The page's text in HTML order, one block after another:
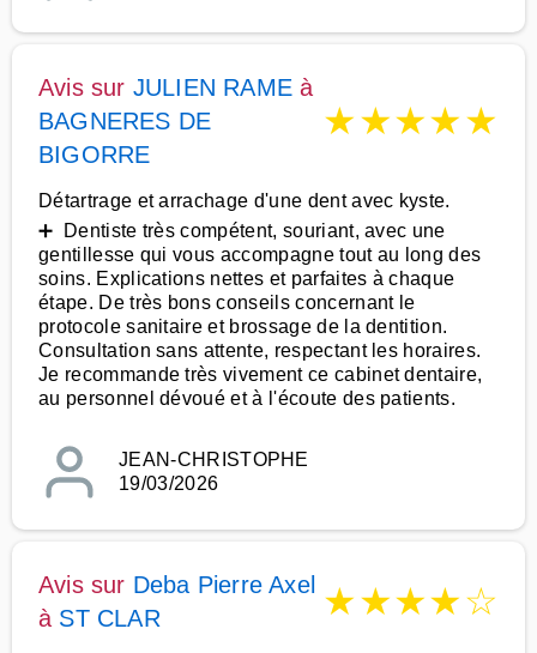
Avis sur JULIEN RAME à
BAGNERES DE
BIGORRE
★★★★★
Détartrage et arrachage d'une dent avec kyste.
➕ Dentiste très compétent, souriant, avec une
gentillesse qui vous accompagne tout au long des
soins. Explications nettes et parfaites à chaque
étape. De très bons conseils concernant le
protocole sanitaire et brossage de la dentition.
Consultation sans attente, respectant les horaires.
Je recommande très vivement ce cabinet dentaire,
au personnel dévoué et à l'écoute des patients.
JEAN-CHRISTOPHE
19/03/2026
Avis sur Deba Pierre Axel
à ST CLAR ★★★★☆